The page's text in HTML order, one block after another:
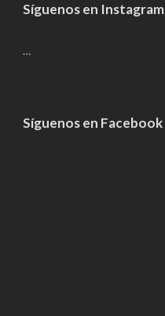
Síguenos en Instagram
…
Síguenos en Facebook